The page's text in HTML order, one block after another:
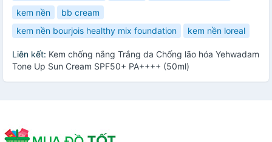
kem nền
bb cream
kem nền bourjois healthy mix foundation
kem nền loreal
Liên kết: Kem chống nắng Trắng da Chống lão hóa Yehwadam
Tone Up Sun Cream SPF50+ PA++++ (50ml)